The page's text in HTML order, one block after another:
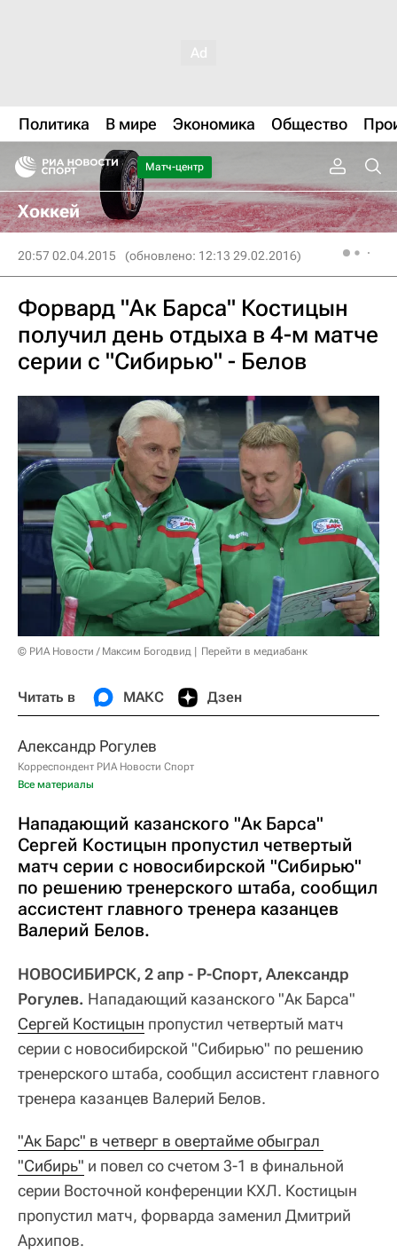
Политика В мире Экономика Общество
Матч-центр
Хоккей
20:57 02.04.2015 (обновлено: 12:13 29.02.2016)
Форвард "Ак Барса" Костицын
получил день отдыха в 4-м матче
серии с "Сибирью" - Белов
© РИА Новости / Максим Богодвид Перейти в медиабанк
Читать в МАКС Дзен
Александр Рогулев
Корреспондент РИА Новости Спорт
Все материалы
Нападающий казанского "Ак Барса"
Сергей Костицын пропустил четвертый
матч серии с новосибирской "Сибирью"
по решению тренерского штаба, сообщил
ассистент главного тренера казанцев
Валерий Белов.
НОВОСИБИРСК, 2 апр - Р-Спорт, Александр
Рогулев. Нападающий казанского "Ак Барса"
Сергей Костицын пропустил четвертый матч
серии с новосибирской "Сибирью" по решению
тренерского штаба, сообщил ассистент главного
тренера казанцев Валерий Белов.
"Ак Барс" в четверг в овертайме обыграл
"Сибирь" и повел со счетом 3-1 в финальной
серии Восточной конференции КХЛ. Костицын
пропустил матч, форварда заменил Дмитрий
Архипов.